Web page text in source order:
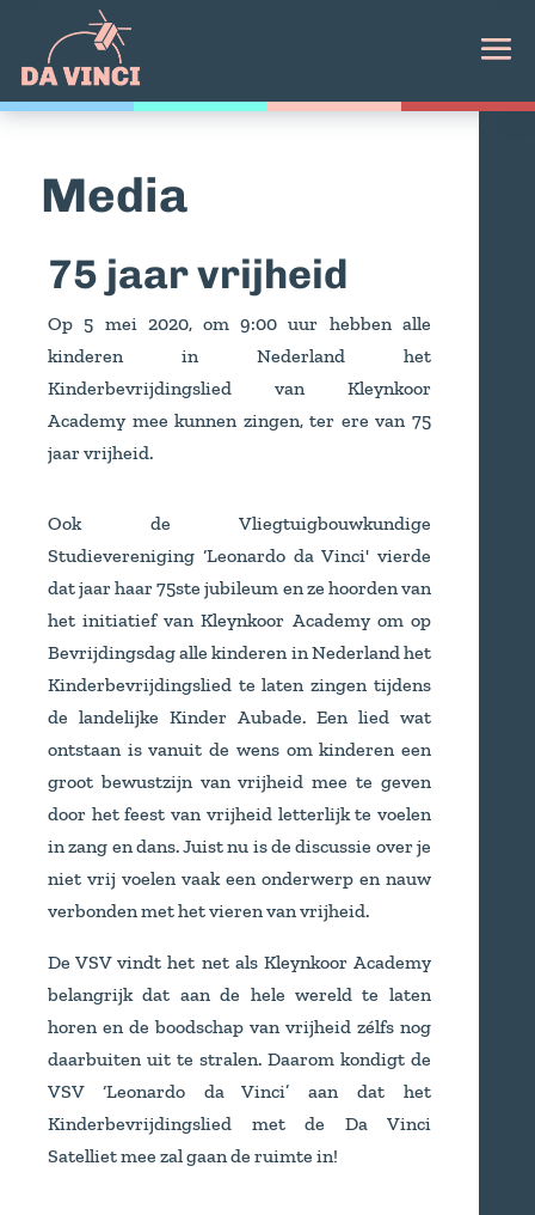
Media
75 jaar vrijheid
Op 5 mei 2020, om9:00 uur hebben alle
kinderen in Nederland het
Kinderbevrijdingslied van Kleynkoor
Academy mee kunnen zingen, ter ere van 75
jaar vrijheid.
Ook de Vliegtuigbouwkundige
Studievereniging ‘Leonardo da Vinci' vierde
dat jaar haar 75ste jubileum en ze hoorden van
het initiatief van Kleynkoor Academy om op
Bevrijdingsdag alle kinderen in Nederland het
Kinderbevrijdingslied te laten zingen tijdens
de landelijke Kinder Aubade. Een lied wat
ontstaan is vanuit de wens om kinderen een
groot bewustzijn van vrijheid mee te geven
door het feest van vrijheid letterlijk te voelen
in zang en dans. Juist nu is de discussie over je
niet vrij voelen vaak een onderwerp en nauw
verbonden met het vieren van vrijheid.
De VSV vindt het net als Kleynkoor Academy
belangrijk dat aan de hele wereld te laten
horen en de boodschap van vrijheid zélfs nog
daarbuiten uit te stralen. Daarom kondigt de
VSV ‘Leonardo da Vinci’ aan dat het
Kinderbevrijdingslied met de Da Vinci
Satelliet mee zal gaan de ruimte in!